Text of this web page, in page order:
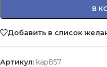
В
Добавить в список
Артикул: kap857